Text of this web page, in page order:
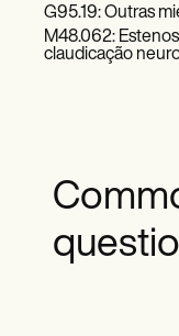
G95.19: Outras
M48.062:
claudicação